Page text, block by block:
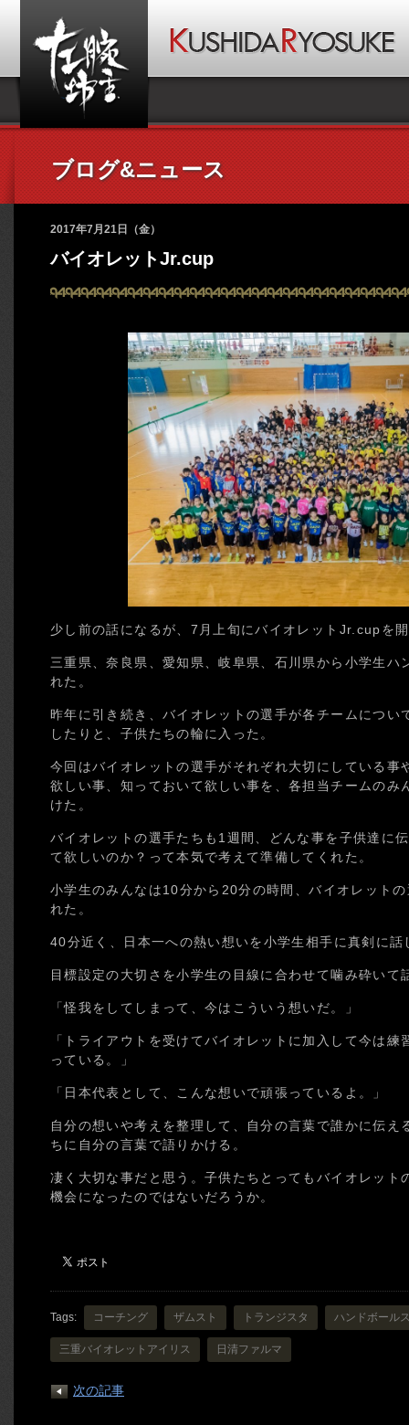
ブログ&ニュース
2017年7月21日（金）
バイオレットJr.cup
少し前の話になるが、7月上旬にバイオレットJr.cupを
三重県、奈良県、愛知県、岐阜県、石川県から小学生ハ
れた。
昨年に引き続き、バイオレットの選手が各チームについ
したりと、子供たちの輪に入った。
今回はバイオレットの選手がそれぞれ大切にしている事
欲しい事、知っておいて欲しい事を、各担当チームのみ
けた。
バイオレットの選手たちも1週間、どんな事を子供達に
て欲しいのか？って本気で考えて準備してくれた。
小学生のみんなは10分から20分の時間、バイオレット
れた。
40分近く、日本一への熱い想いを小学生相手に真剣に
目標設定の大切さを小学生の目線に合わせて噛み砕いて
「怪我をしてしまって、今はこういう想いだ。」
「トライアウトを受けてバイオレットに加入して今は
っている。」
「日本代表として、こんな想いで頑張っているよ。」
自分の想いや考えを整理して、自分の言葉で誰かに伝
ちに自分の言葉で語りかける。
凄く大切な事だと思う。子供たちとってもバイオレット
機会になったのではないだろうか。
Tags: コーチング ザムスト トランジスタ ハンドボール
三重バイオレットアイリス 日清ファルマ
次の記事